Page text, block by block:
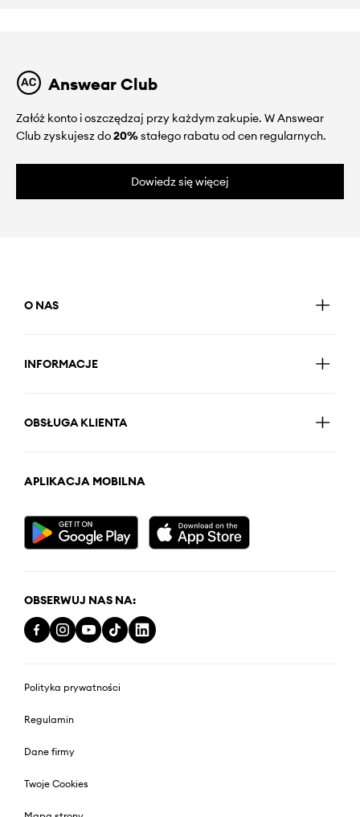
Answear Club
Załóż konto i oszczędzaj przy każdym zakupie. W Answear
Club zyskujesz do20%stałego rabatu od cen regularnych.
Dowiedz się więcej
O NAS
INFORMACJE
OBSŁUGA KLIENTA
APLIKACJA MOBILNA
OBSERWUJ NAS NA:
Polityka prywatności
Regulamin
Dane firmy
Twoje Cookies